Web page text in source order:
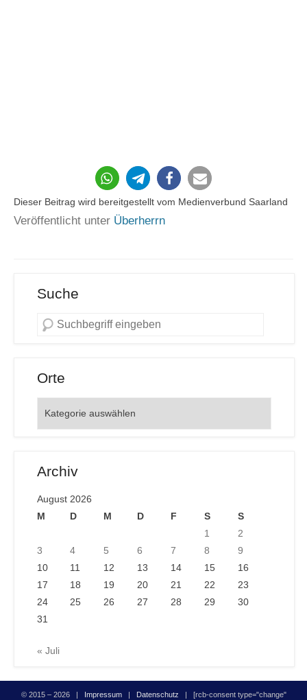
Dieser Beitrag wird bereitgestellt vom Medienverbund Saarland
Veröffentlicht unter Überherrn
Suche
Orte
Archiv
August 2026
M
D M D F S
S
1
2
3
4 5 6 7 8
9
10
11 12 13 14 15
16
17
18 19 20 21 22
23
24
25 26 27 28 29
30
31
« Juli
© 2015 – 2026 | Impressum| Datenschutz | [rcb-consent type="change"